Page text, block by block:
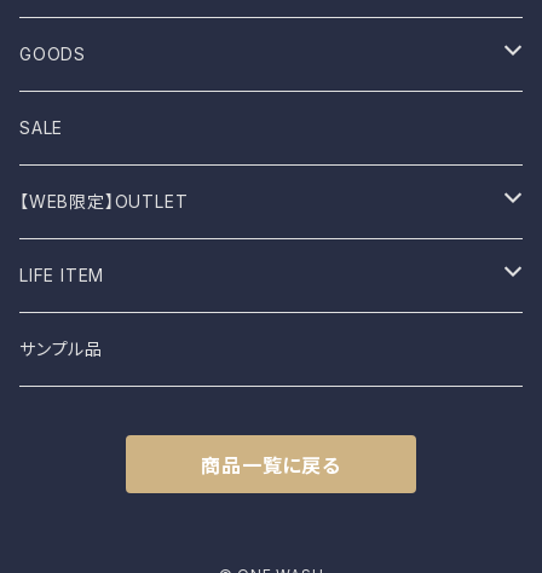
UES
Dansko
BIRKEN STOCK
shimaai
NAPRON
One-piece
Parkar
Knit
Sweatshirt
Vest
Outer
Jacket
Sneakers
Sandal
Boots
GOODS
Bag
Stall
Socks
Cap
SALE
【WEB限定】OUTLET
B品
LIFE ITEM
食器
サンプル品
商品一覧に戻る